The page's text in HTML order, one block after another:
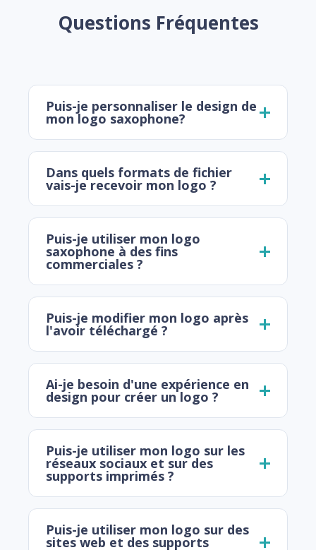
Questions Fréquentes
Puis-je personnaliser le design de
mon logo saxophone?
Dans quels formats de fichier
vais-je recevoir mon logo ?
Puis-je utiliser mon logo
saxophone à des fins
commerciales ?
Puis-je modifier mon logo après
l'avoir téléchargé ?
Ai-je besoin d'une expérience en
design pour créer un logo ?
Puis-je utiliser mon logo sur les
réseaux sociaux et sur des
supports imprimés ?
Puis-je utiliser mon logo sur des
sites web et des supports